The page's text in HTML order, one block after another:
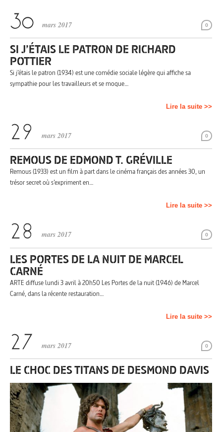
0
mars 2017
SI J’ÉTAIS LE PATRON DE RICHARD
POTTIER
Si j’étais le patron (1934) est une comédie sociale légère qui affiche sa
sympathie pour les travailleurs et se moque…
Lire la suite >>
0
mars 2017
REMOUS DE EDMOND T. GRÉVILLE
Remous (1933) est un film à part dans le cinéma français des années 30, un
trésor secret où s’expriment en…
Lire la suite >>
0
mars 2017
LES PORTES DE LA NUIT DE MARCEL
CARNÉ
ARTE diffuse lundi 3 avril à 20h50 Les Portes de la nuit (1946) de Marcel
Carné, dans la récente restauration…
Lire la suite >>
0
mars 2017
LE CHOC DES TITANS DE DESMOND DAVIS